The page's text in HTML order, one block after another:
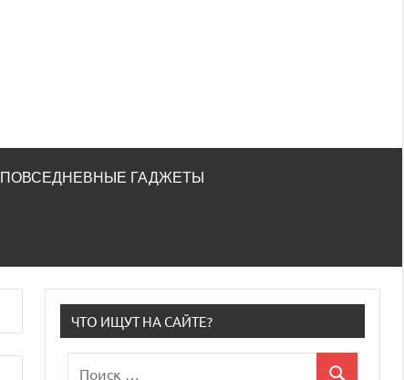
ПОВСЕДНЕВНЫЕ ГАДЖЕТЫ
ЧТО ИЩУТ НА САЙТЕ?